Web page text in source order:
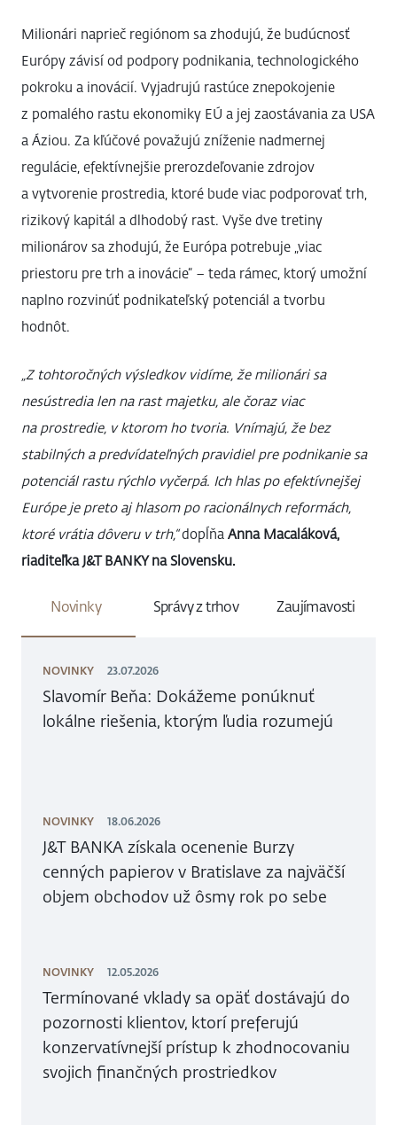
Milionári naprieč regiónom sa zhodujú, že budúcnosť
Európy závisí od podpory podnikania, technologického
pokroku a inovácií. Vyjadrujú rastúce znepokojenie
z pomalého rastu ekonomiky EÚ a jej zaostávania za USA
a Áziou. Za kľúčové považujú zníženie nadmernej
regulácie, efektívnejšie prerozdeľovanie zdrojov
a vytvorenie prostredia, ktoré bude viac podporovať trh,
rizikový kapitál a dlhodobý rast. Vyše dve tretiny
milionárov sa zhodujú, že Európa potrebuje „viac
priestoru pre trh a inovácie“ – teda rámec, ktorý umožní
naplno rozvinúť podnikateľský potenciál a tvorbu
hodnôt.
„Z tohtoročných výsledkov vidíme, že milionári sa
nesústredia len na rast majetku, ale čoraz viac
na prostredie, v ktorom ho tvoria. Vnímajú, že bez
stabilných a predvídateľných pravidiel pre podnikanie sa
potenciál rastu rýchlo vyčerpá. Ich hlas po efektívnejšej
Európe je preto aj hlasom po racionálnych reformách,
ktoré vrátia dôveru v trh,“dopĺňa Anna Macaláková,
riaditeľka J&T BANKY na Slovensku.
Novinky Správy z trhov Zaujímavosti
NOVINKY 23.07.2026
Slavomír Beňa: Dokážeme ponúknuť
lokálne riešenia, ktorým ľudia rozumejú
NOVINKY 18.06.2026
J&T BANKA získala ocenenie Burzy
cenných papierov v Bratislave za najväčší
objem obchodov už ôsmy rok po sebe
NOVINKY 12.05.2026
Termínované vklady sa opäť dostávajú do
pozornosti klientov, ktorí preferujú
konzervatívnejší prístup k zhodnocovaniu
svojich finančných prostriedkov